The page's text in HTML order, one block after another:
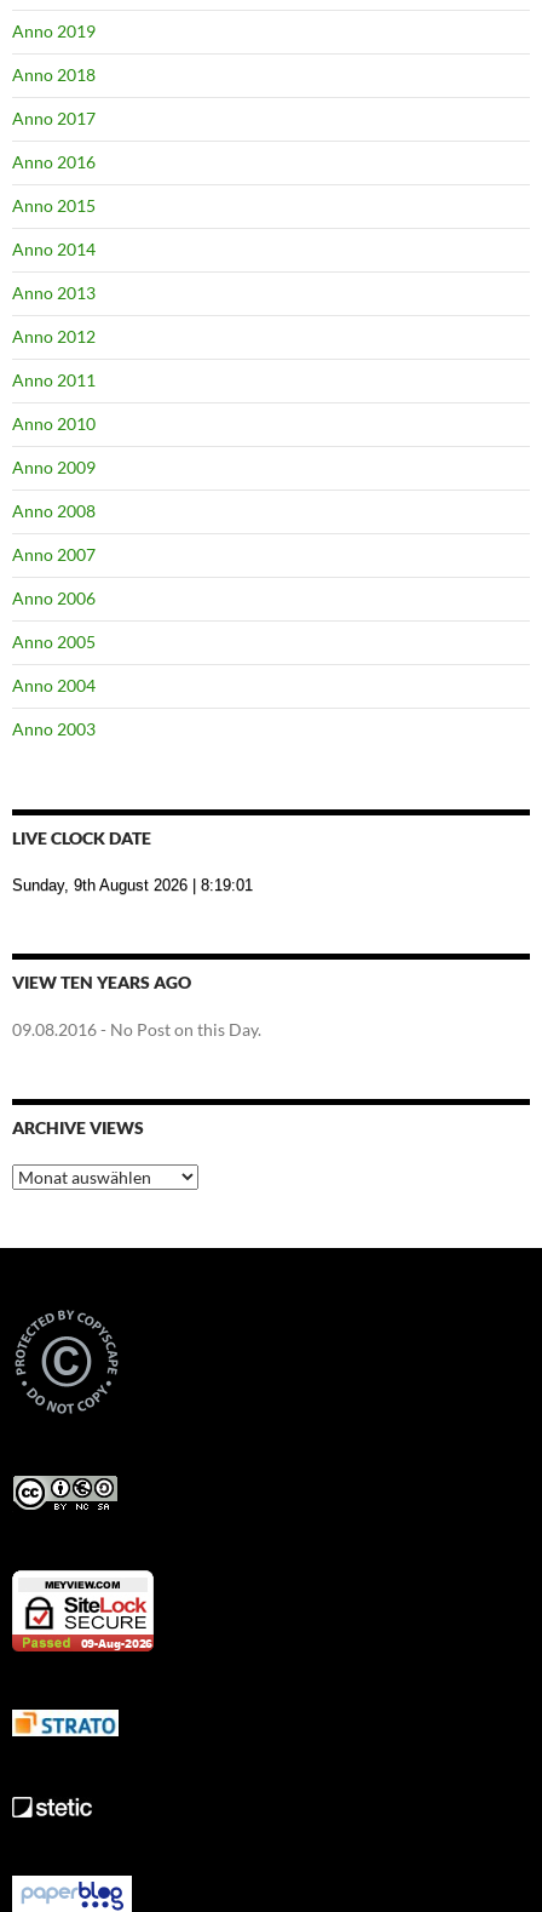
Anno 2019
Anno 2018
Anno 2017
Anno 2016
Anno 2015
Anno 2014
Anno 2013
Anno 2012
Anno 2011
Anno 2010
Anno 2009
Anno 2008
Anno 2007
Anno 2006
Anno 2005
Anno 2004
Anno 2003
LIVE CLOCK DATE
Sunday, 9th August 2026 | 8:19:02
VIEW TEN YEARS AGO
09.08.2016- No Post on this Day.
ARCHIVE VIEWS
Archive
Views